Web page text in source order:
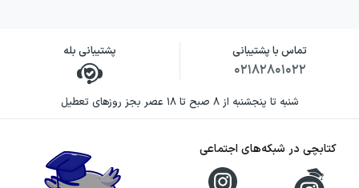
تماس با پشتیبانی
۰۲۱۸۲۸۰۱۰۲۲
پشتیبانی بله
شنبه تا پنجشنبه از ۸ صبح تا ۱۸ عصر بجز روزهای تعطیل
کتابچی در شبکه‌های اجتماعی